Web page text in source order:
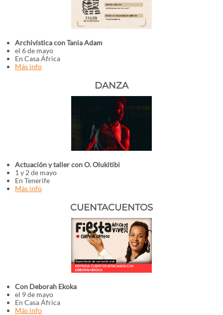
Archivística con Tania Adam
el 6 de mayo
En Casa África
Más info
DANZA
Actuación y taller con O. Olukitibi
1 y 2 de mayo
En Tenerife
Más info
CUENTACUENTOS
Con Deborah Ekoka
el 9 de mayo
En Casa África
Más info